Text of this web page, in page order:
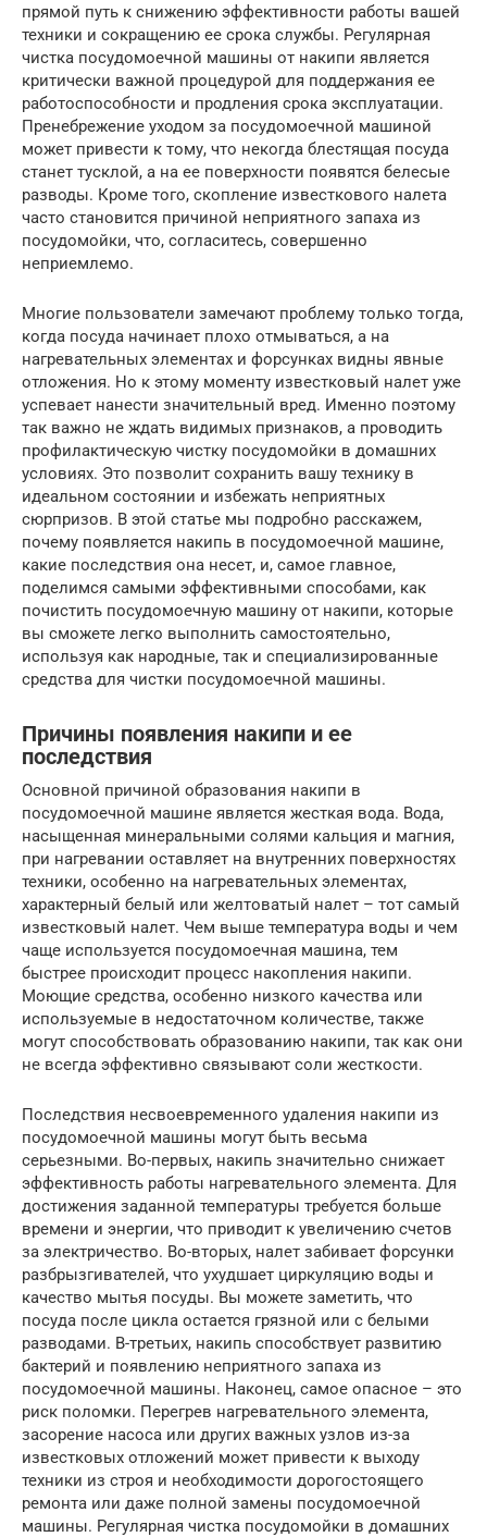
прямой путь к снижению эффективности работы вашей
техники и сокращению ее срока службы. Регулярная
чистка посудомоечной машины от накипи является
критически важной процедурой для поддержания ее
работоспособности и продления срока эксплуатации.
Пренебрежение уходом за посудомоечной машиной
может привести к тому, что некогда блестящая посуда
станет тусклой, а на ее поверхности появятся белесые
разводы. Кроме того, скопление известкового налета
часто становится причиной неприятного запаха из
посудомойки, что, согласитесь, совершенно
неприемлемо.
Многие пользователи замечают проблему только тогда,
когда посуда начинает плохо отмываться, а на
нагревательных элементах и форсунках видны явные
отложения. Но к этому моменту известковый налет уже
успевает нанести значительный вред. Именно поэтому
так важно не ждать видимых признаков, а проводить
профилактическую чистку посудомойки в домашних
условиях. Это позволит сохранить вашу технику в
идеальном состоянии и избежать неприятных
сюрпризов. В этой статье мы подробно расскажем,
почему появляется накипь в посудомоечной машине,
какие последствия она несет, и, самое главное,
поделимся самыми эффективными способами, как
почистить посудомоечную машину от накипи, которые
вы сможете легко выполнить самостоятельно,
используя как народные, так и специализированные
средства для чистки посудомоечной машины.
Причины появления накипи и ее
последствия
Основной причиной образования накипи в
посудомоечной машине является жесткая вода. Вода,
насыщенная минеральными солями кальция и магния,
при нагревании оставляет на внутренних поверхностях
техники, особенно на нагревательных элементах,
характерный белый или желтоватый налет – тот самый
известковый налет. Чем выше температура воды и чем
чаще используется посудомоечная машина, тем
быстрее происходит процесс накопления накипи.
Моющие средства, особенно низкого качества или
используемые в недостаточном количестве, также
могут способствовать образованию накипи, так как они
не всегда эффективно связывают соли жесткости.
Последствия несвоевременного удаления накипи из
посудомоечной машины могут быть весьма
серьезными. Во-первых, накипь значительно снижает
эффективность работы нагревательного элемента. Для
достижения заданной температуры требуется больше
времени и энергии, что приводит к увеличению счетов
за электричество. Во-вторых, налет забивает форсунки
разбрызгивателей, что ухудшает циркуляцию воды и
качество мытья посуды. Вы можете заметить, что
посуда после цикла остается грязной или с белыми
разводами. В-третьих, накипь способствует развитию
бактерий и появлению неприятного запаха из
посудомоечной машины. Наконец, самое опасное – это
риск поломки. Перегрев нагревательного элемента,
засорение насоса или других важных узлов из-за
известковых отложений может привести к выходу
техники из строя и необходимости дорогостоящего
ремонта или даже полной замены посудомоечной
машины. Регулярная чистка посудомойки в домашних